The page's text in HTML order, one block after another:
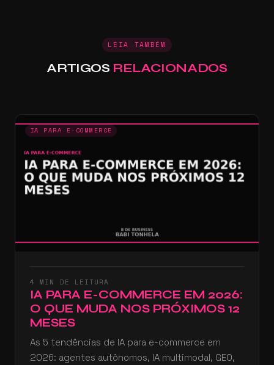
LEIA TAMBÉM
ARTIGOS RELACIONADOS
IA PARA E-COMMERCE
4 MIN DE LEITURA
IA PARA E-COMMERCE EM 2026:
O QUE MUDA NOS PRÓXIMOS 12
MESES
As 5 tendências de IA para e-commerce em
2026: agentes autônomos, IA multimodal, GEO,